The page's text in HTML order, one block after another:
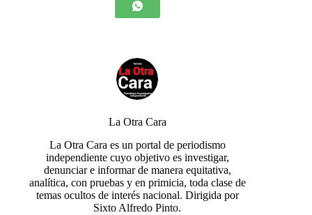
La Otra Cara
La Otra Cara es un portal de periodismo
independiente cuyo objetivo es investigar,
denunciar e informar de manera equitativa,
analítica, con pruebas y en primicia, toda clase de
temas ocultos de interés nacional. Dirigida por
Sixto Alfredo Pinto.